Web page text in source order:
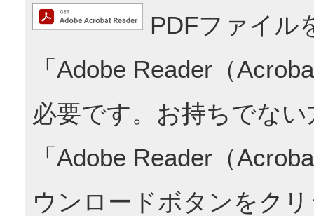
PDFファイル
「Adobe Reader（
必要です。お持ちでな
「Adobe Reader（
ウンロードボタンをク